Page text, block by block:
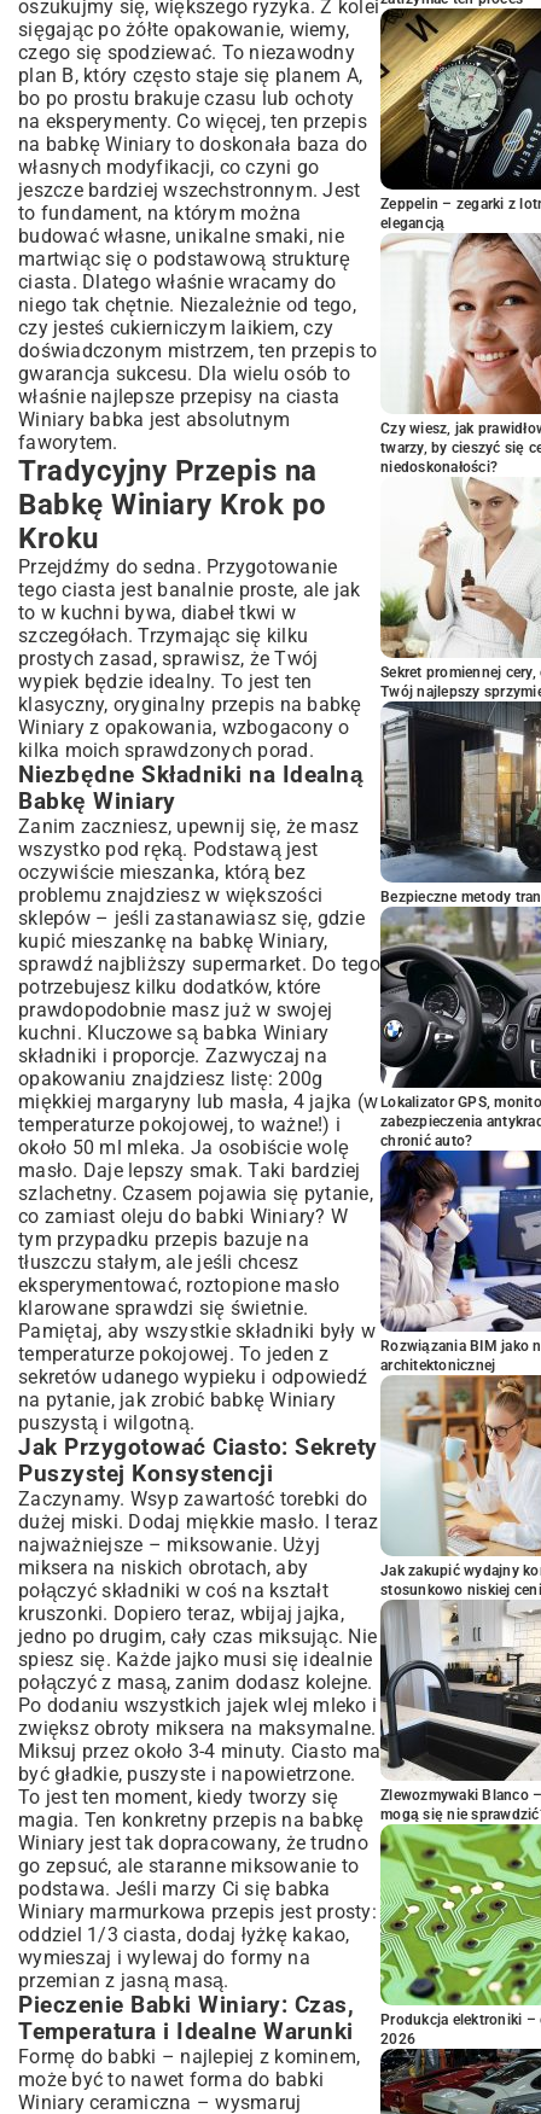
Babka Winiary z Orzechami: Bogactwo
Smaku i Aromatu
Najczęściej Popełniane Błędy i Jak Ich
Unikać
Zakalec w Babce Winiary: Przyczyny i
Rozwiązania
Sucha Babka Winiary: Jak Zachować
Wilgotność
Serwowanie i Przechowywanie Babki
Winiary: Ciesz Się Dłużej
Pomysły na Dekorację Babki Winiary na
Każdą Okazję
Jak Długo i Gdzie Przechowywać Świeżą
Babkę Winiary
Podsumowanie: Dlaczego Babka
Winiary to Klasyka, Która Zawsze Warto
Piekarnic?
oszukujmy się, większego ryzyka. Z kolei
sięgając po żółte opakowanie, wiemy,
czego się spodziewać. To niezawodny
plan B, który często staje się planem A,
bo po prostu brakuje czasu lub ochoty
na eksperymenty. Co więcej, ten przepis
na babkę Winiary to doskonała baza do
własnych modyfikacji, co czyni go
jeszcze bardziej wszechstronnym. Jest
to fundament, na którym można
budować własne, unikalne smaki, nie
martwiąc się o podstawową strukturę
ciasta. Dlatego właśnie wracamy do
niego tak chętnie. Niezależnie od tego,
czy jesteś cukierniczym laikiem, czy
doświadczonym mistrzem, ten przepis to
gwarancja sukcesu. Dla wielu osób to
właśnie najlepsze przepisy na ciasta
Winiary babka jest absolutnym
faworytem.
Tradycyjny Przepis na
Babkę Winiary Krok po
Kroku
Przejdźmy do sedna. Przygotowanie
tego ciasta jest banalnie proste, ale jak
to w kuchni bywa, diabeł tkwi w
szczegółach. Trzymając się kilku
prostych zasad, sprawisz, że Twój
wypiek będzie idealny. To jest ten
klasyczny, oryginalny przepis na babkę
Winiary z opakowania, wzbogacony o
kilka moich sprawdzonych porad.
Niezbędne Składniki na Idealną
Babkę Winiary
Zanim zaczniesz, upewnij się, że masz
wszystko pod ręką. Podstawą jest
oczywiście mieszanka, którą bez
problemu znajdziesz w większości
sklepów – jeśli zastanawiasz się, gdzie
kupić mieszankę na babkę Winiary,
sprawdź najbliższy supermarket. Do tego
potrzebujesz kilku dodatków, które
prawdopodobnie masz już w swojej
kuchni. Kluczowe są babka Winiary
składniki i proporcje. Zazwyczaj na
opakowaniu znajdziesz listę: 200g
miękkiej margaryny lub masła, 4 jajka (w
temperaturze pokojowej, to ważne!) i
około 50 ml mleka. Ja osobiście wolę
masło. Daje lepszy smak. Taki bardziej
szlachetny. Czasem pojawia się pytanie,
co zamiast oleju do babki Winiary? W
tym przypadku przepis bazuje na
tłuszczu stałym, ale jeśli chcesz
eksperymentować, roztopione masło
klarowane sprawdzi się świetnie.
Pamiętaj, aby wszystkie składniki były w
temperaturze pokojowej. To jeden z
sekretów udanego wypieku i odpowiedź
na pytanie, jak zrobić babkę Winiary
puszystą i wilgotną.
Jak Przygotować Ciasto: Sekrety
Puszystej Konsystencji
Zaczynamy. Wsyp zawartość torebki do
dużej miski. Dodaj miękkie masło. I teraz
najważniejsze – miksowanie. Użyj
miksera na niskich obrotach, aby
połączyć składniki w coś na kształt
kruszonki. Dopiero teraz, wbijaj jajka,
jedno po drugim, cały czas miksując. Nie
spiesz się. Każde jajko musi się idealnie
połączyć z masą, zanim dodasz kolejne.
Po dodaniu wszystkich jajek wlej mleko i
zwiększ obroty miksera na maksymalne.
Miksuj przez około 3-4 minuty. Ciasto ma
być gładkie, puszyste i napowietrzone.
To jest ten moment, kiedy tworzy się
magia. Ten konkretny przepis na babkę
Winiary jest tak dopracowany, że trudno
go zepsuć, ale staranne miksowanie to
podstawa. Jeśli marzy Ci się babka
Winiary marmurkowa przepis jest prosty:
oddziel 1/3 ciasta, dodaj łyżkę kakao,
wymieszaj i wylewaj do formy na
przemian z jasną masą.
Pieczenie Babki Winiary: Czas,
Temperatura i Idealne Warunki
Formę do babki – najlepiej z kominem,
może być to nawet forma do babki
Winiary ceramiczna – wysmaruj
Zeppelin – zegarki z
elegancją
Czy wiesz, jak
twarzy, by cieszyć się
niedoskonałości?
Sekret promiennej
Twój najlepszy
Bezpieczne metody
Lokalizator GPS,
zabezpieczenia
chronić auto?
Rozwiązania BIM jako
architektonicznej
Jak zakupić wydajny
stosunkowo niskiej
Zlewozmywaki Blanco
mogą się nie
Produkcja elektroniki –
2026